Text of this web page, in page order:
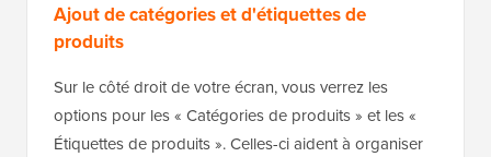
Ajout de catégories et d'étiquettes de
produits
Sur le côté droit de votre écran, vous verrez les
options pour les « Catégories de produits » et les «
Étiquettes de produits ». Celles-ci aident à organiser